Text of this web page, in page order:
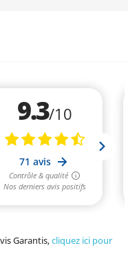
Garantis,cliquez ici pour